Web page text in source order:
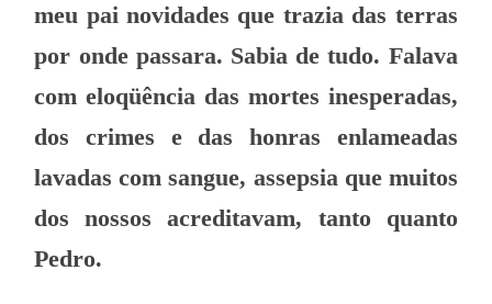
meu pai novidades que trazia das terras
por onde passara. Sabia de tudo. Falava
com eloqüência das mortes inesperadas,
dos crimes e das honras enlameadas
lavadas com sangue, assepsia que muitos
dos nossos acreditavam, tanto quanto
Pedro.